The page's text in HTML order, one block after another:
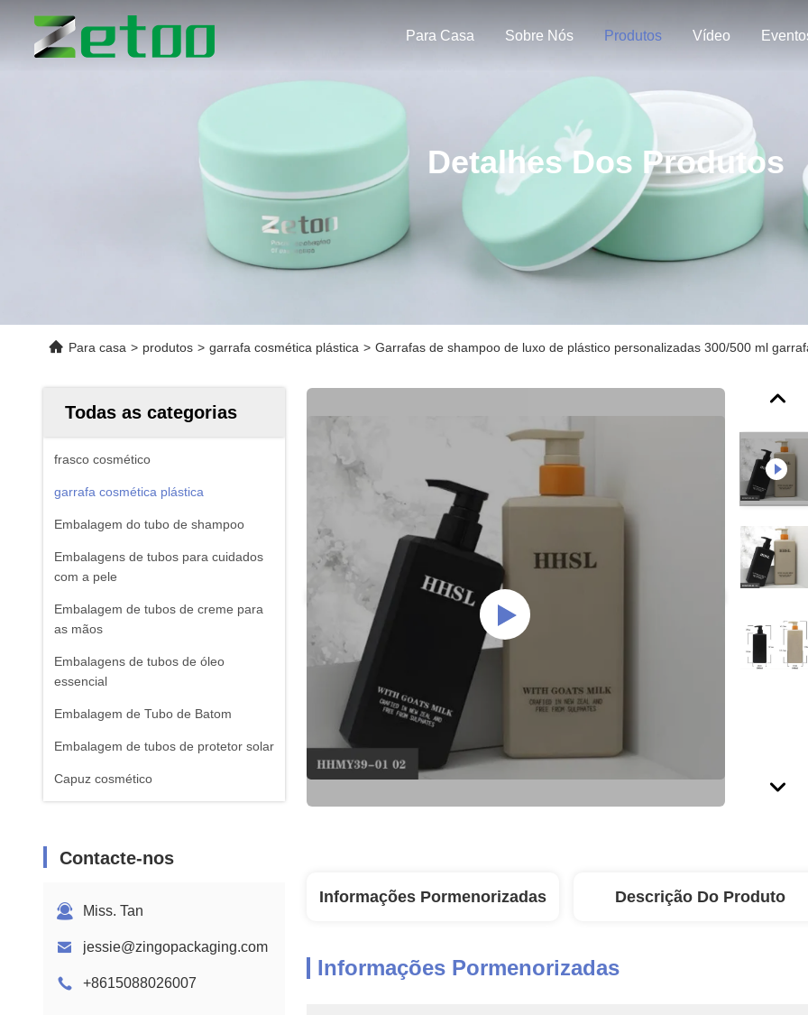
Para Casa Sobre Nós Produtos Vídeo
Detalhes Dos Produtos
Para casa > produtos > garrafa cosmética plástica > Garrafas de shampoo de luxo de plástico personalizadas 300/500 ml
Todas as categorias
frasco cosmético
garrafa cosmética plástica
Embalagem do tubo de shampoo
Embalagens de tubos para cuidados
com a pele
Embalagem de tubos de creme para
as mãos
Embalagens de tubos de óleo
essencial
Embalagem de Tubo de Batom
Embalagem de tubos de protetor solar
Capuz cosmético
Contacte-nos
Miss. Tan
jessie@zingopackaging.com
+8615088026007
Informações Pormenorizadas Descrição Do Produto
Informações Pormenorizadas